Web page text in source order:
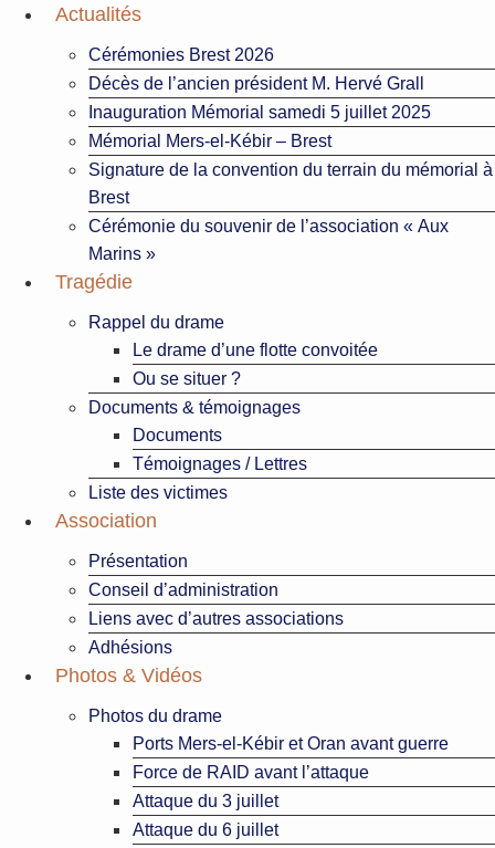
Aller
Actualités
Cérémonies Brest 2026
Décès de l’ancien président M. Hervé Grall
Inauguration Mémorial samedi 5 juillet 2025
Mémorial Mers-el-Kébir – Brest
Signature de la convention du terrain du mémorial à
Brest
Cérémonie du souvenir de l’association « Aux
Marins »
Tragédie
Rappel du drame
Le drame d’une flotte convoitée
Ou se situer ?
Documents & témoignages
Documents
Témoignages / Lettres
Liste des victimes
Association
Présentation
Conseil d’administration
Liens avec d’autres associations
Adhésions
Photos & Vidéos
Photos du drame
Ports Mers-el-Kébir et Oran avant guerre
Force de RAID avant l’attaque
Attaque du 3 juillet
Attaque du 6 juillet